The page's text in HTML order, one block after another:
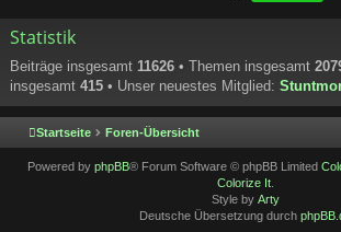
Statistik
Beiträge insgesamt 11626 • Themen insgesamt
insgesamt 415 • Unser neuestes Mitglied:
Startseite Foren-Übersicht
Powered by phpBB® Forum Software © phpBB Limited
Colorize It
Style by Arty
Deutsche Übersetzung durch